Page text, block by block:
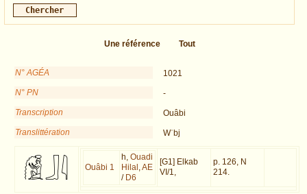
Une référence Tout
N° AGÉA
1021
N° PN
-
Transcription
Ouâbi
Translittération
Wʿbj
Ouâbi 1
h,Ouadi
Hilal ,AE
/ D6
[G1] Elkab
VI/1,
p. 126, N
214.